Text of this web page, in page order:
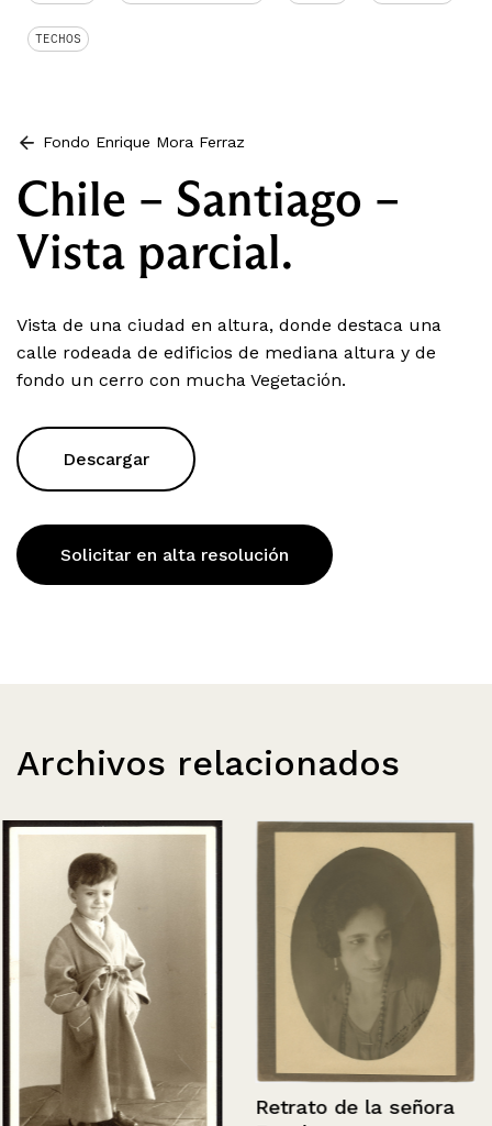
TECHOS
Fondo Enrique Mora Ferraz
Chile – Santiago –
Vista parcial.
Vista de una ciudad en altura, donde destaca una
calle rodeada de edificios de mediana altura y de
fondo un cerro con mucha Vegetación.
Descargar
Solicitar en alta resolución
Archivos relacionados
Retrato de la señora